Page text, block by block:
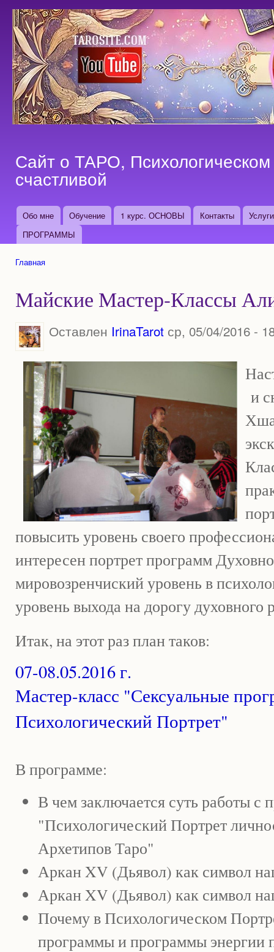
Сайт о ТАРО,
счастливой
Основные ссылки
Обо мне Обучение 1 курс. ОСНОВЫ Контакты
Услуги
ПРОГРАММЫ
Главная
Майские Мастер-Классы
Оставлен IrinaTarotср, 05/04/2016 -
и
повысить уровень своего
интересен портрет программ
мировозренчиский уровень в
уровень выхода на дорогу духовного
Итак, на этот раз план таков:
07-08.05.2016 г.
Мастер-класс "Сексуальные
Психологический Портрет"
В программе:
В чем заключается суть работы с
"Психологический Портрет
Архетипов Таро"
Аркан XV (Дьявол) как символ
Аркан XV (Дьявол) как символ
Почему в Психологическом
программы и программы энергии